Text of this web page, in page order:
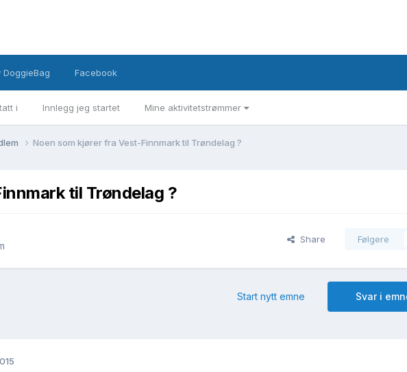
i Innlegg jeg startet Mine aktivitetstrømmer
DoggieBag Facebook
Noen som kjører fra Vest-Finnmark til Trøndelag ?
til Trøndelag ?
Share Følgere
Svar i
Start nytt emne